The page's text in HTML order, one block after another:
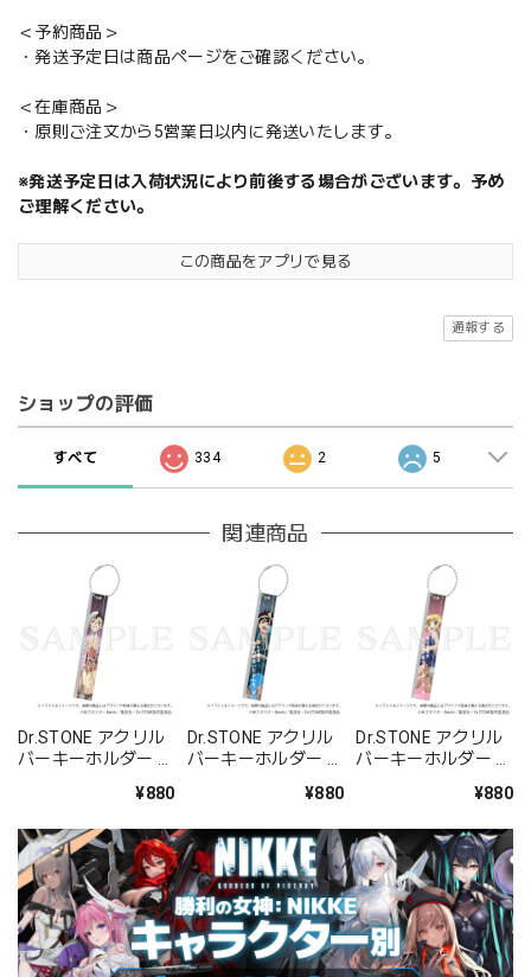
＜予約商品＞
・発送予定日は商品ページをご確認ください。
＜在庫商品＞
・原則ご注文から5営業日以内に発送いたします。
※発送予定日は入荷状況により前後する場合がございます。予め
ご理解ください。
この商品をアプリで見る
通報する
ショップの評価
すべて 334 2 5
関連商品
Dr.STONE アクリル
バーキーホルダー あ
¥880
Dr.STONE アクリル
バーキーホルダー ク
¥880
Dr.STONE アクリル
バーキーホルダー コ
¥880